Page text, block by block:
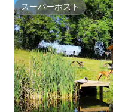
スーパーホスト
スーパーホスト